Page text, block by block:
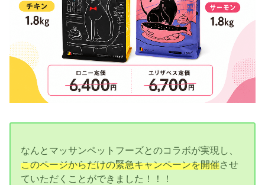
なんとマッサンペットフーズとのコラボが実現し、
このページからだけの緊急キャンペーンを開催させ
ていただくことができました！！！